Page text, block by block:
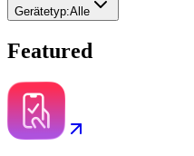
Gerätetyp:Alle
Featured